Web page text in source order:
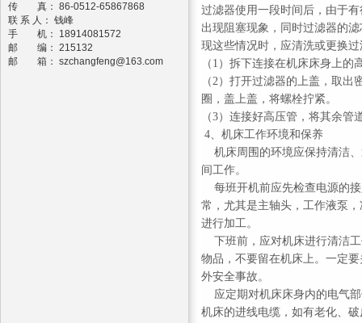
传 真： 86-0512-65867868
联 系 人： 钱峰
手 机： 18914081572
邮 编： 215132
邮 箱：szchangfeng@163.com
过滤器使用一段时间后，由于
出现阻塞现象，同时过滤器的
现这些情况时，应清洗或更换
（1）拆下连接在机床床身上
（2）打开过滤器的上盖，取
圈，盖上盖，将螺栓拧紧。
（3）连接好高压管，将其余管
4、机床工作环境和保养
机床周围的环境应保持清洁
间工作。
每班开机前应先检查电源的
常，尤其是主轴头，工作液泵
进行加工。
下班前，应对机床进行清洁
物品，不要留在机床上。一定
外安全事故。
应定期对机床床身内的电气
机床的进线电缆，如有老化、